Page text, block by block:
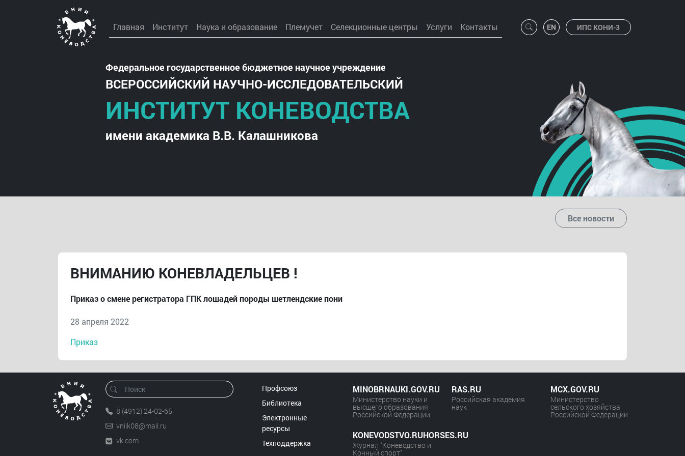
Главная Институт Наука и образование Племучет Селекционные центры Услуги Контакты ИПС КОНИ-3
Федеральное государственное бюджетное научное учреждение
ВСЕРОССИЙСКИЙ НАУЧНО-ИССЛЕДОВАТЕЛЬСКИЙ
ИНСТИТУТ КОНЕВОДСТВА
имени академика В.В. Калашникова
Все новости
ВНИМАНИЮ КОНЕВЛАДЕЛЬЦЕВ !
Приказ о смене регистратора ГПК лошадей породы шетлендские пони
28 апреля 2022
Приказ
8 (4912) 24-02-65
vniik08@mail.ru
vk.com
Профсоюз
Библиотека
Электронные
ресурсы
Техподдержка
MINOBRNAUKI.GOV.RU
Министерство науки и
высшего образования
Российской Федерации
KONEVODSTVO.RUHORSES.RU
Журнал "Коневодство и
Конный спорт"
RAS.RU
Российская академия
наук
MCX.GOV.RU
Министерство
сельского хозяйства
Российской Федерации